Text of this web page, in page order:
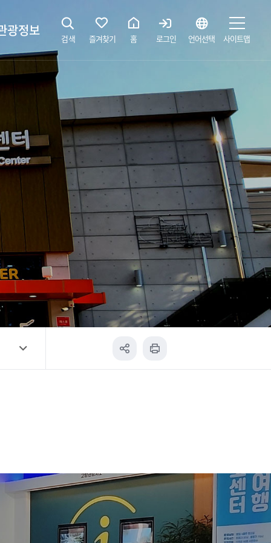
광정보
해설사 예약하기
간
검색 즐겨찾기 홈 로그인 언어선택 사이트맵